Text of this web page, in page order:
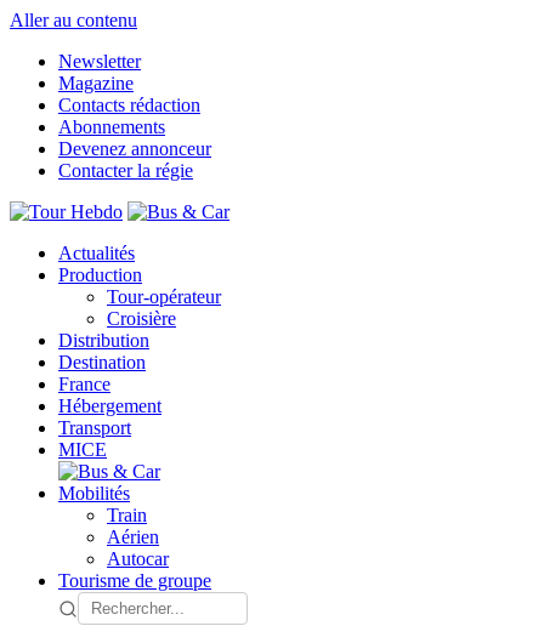
Aller au contenu
Newsletter
Magazine
Contacts rédaction
Abonnements
Devenez annonceur
Contacter la régie
Actualités
Production
Tour-opérateur
Croisière
Distribution
Destination
France
Hébergement
Transport
MICE
Mobilités
Train
Aérien
Autocar
Tourisme de groupe